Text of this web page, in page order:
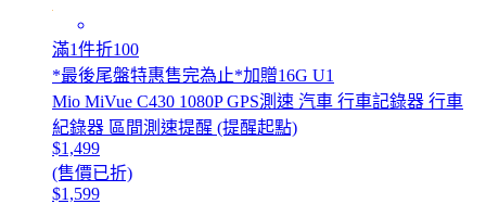
滿1件折100
*最後尾盤特惠售完為止*加贈16G U1
Mio MiVue C430 1080P GPS測速 汽車 行車記錄器 行車
紀錄器 區間測速提醒 (提醒起點)
$1,499
(售價已折)
$1,599